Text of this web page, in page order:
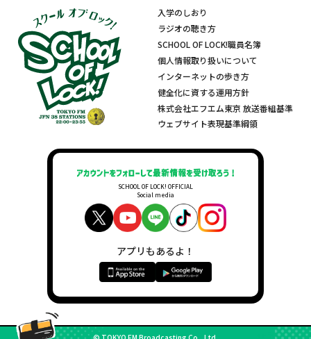
入学のしおり
ラジオの聴き方
SCHOOL OF LOCK!職員名簿
個人情報取り扱いについて
インターネットの歩き方
健全化に資する運用方針
株式会社エフエム東京 放送番組基準
ウェブサイト表現基準綱領
SCHOOL OF LOCK! OFFICIAL
Social media
アプリもあるよ！